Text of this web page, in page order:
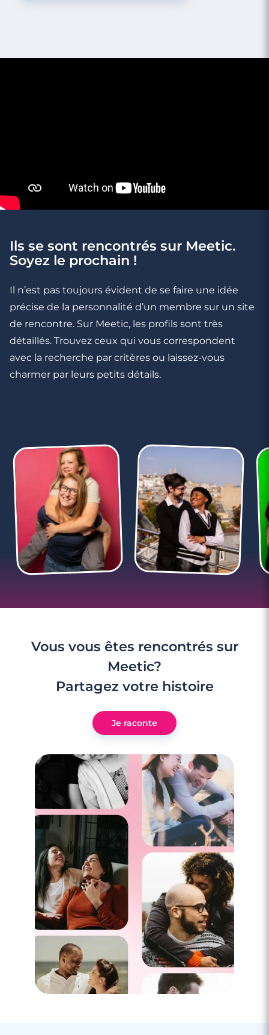
Décryptage SMS : le lapsus du mauvais
prénom
3 minutes
Décryptage SMS : la surprise du selfie sexy
Décryptage SMS : Annulation du premier
rendez-vous
Ils se sont rencontrés sur Meetic.
Soyez le prochain !
Il n’est pas toujours évident de se faire une idée
précise de la personnalité d’un membre sur un site
de rencontre. Sur Meetic, les profils sont très
détaillés. Trouvez ceux qui vous correspondent
avec la recherche par critères ou laissez-vous
charmer par leurs petits détails.
Vous vous êtes rencontrés sur
Meetic?
Partagez votre histoire
Je raconte